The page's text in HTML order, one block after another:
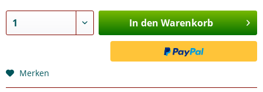
In den Warenkorb
Merken